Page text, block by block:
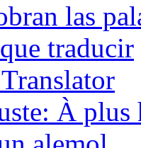
las
traducir
À plus